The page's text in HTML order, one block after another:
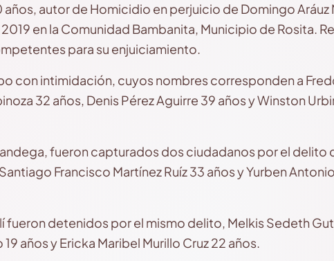
años, autor de Homicidio en perjuicio de Domingo Aráuz
en la Comunidad Bambanita, Municipio de Rosita.
para su enjuiciamiento.
con intimidación, cuyos nombres corresponden a
32 años, Denis Pérez Aguirre 39 años y Winston
fueron capturados dos ciudadanos por el delito
Francisco Martínez Ruíz 33 años y Yurben
fueron detenidos por el mismo delito, Melkis Sedeth
años y Ericka Maribel Murillo Cruz 22 años.